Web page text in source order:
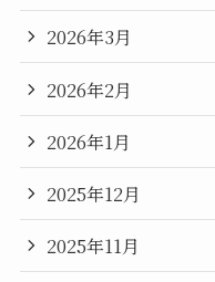
2026年3月
2026年2月
2026年1月
2025年12月
2025年11月